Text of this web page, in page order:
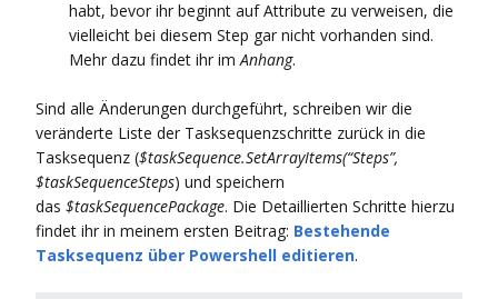
habt, bevor ihr beginnt auf Attribute zu verweisen, die
vielleicht bei diesem Step gar nicht vorhanden sind.
Mehr dazu findet ihr imAnhang.
Sind alle Änderungen durchgeführt, schreiben wir die
veränderte Liste der Tasksequenzschritte zurück in die
Tasksequenz ($taskSequence.SetArrayItems(“Steps”,
$taskSequenceSteps) und speichern
das $taskSequencePackage. Die Detaillierten Schritte hierzu
findet ihr in meinem ersten Beitrag: Bestehende
Tasksequenz über Powershell editieren.